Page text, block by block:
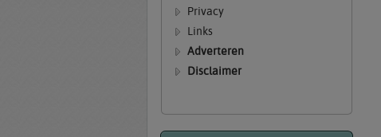
Privacy
Links
Adverteren
Disclaimer